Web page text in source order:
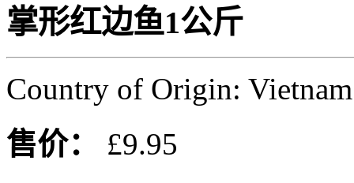
掌形红边鱼1公斤
Country of Origin: Vietnam
售价：
£9.95